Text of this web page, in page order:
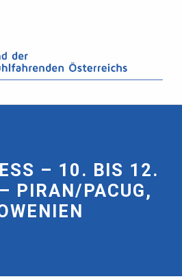
– 10. BIS 12.
PIRAN/PACUG,